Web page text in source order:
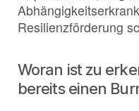
Resilienzförderung
Woran ist zu
bereits einen